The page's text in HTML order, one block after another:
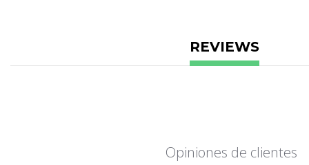
REVIEWS
Opiniones de clientes